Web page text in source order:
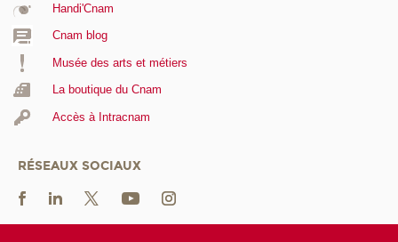
Handi'Cnam
Cnam blog
Musée des arts et métiers
La boutique du Cnam
Accès à Intracnam
RÉSEAUX SOCIAUX